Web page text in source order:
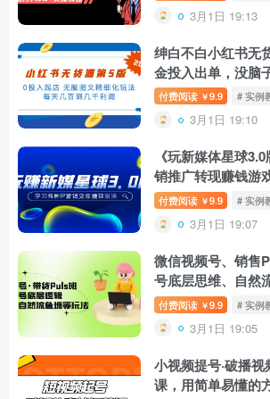
3月1日 19:13
绅白不白小红书无
金投入出单，没脑
游戏玩法，日收入
付费阅读 ￥9.9 # 实例
3月1日 19:10
《玩新媒体星球
销推广转现赚钱游
498)
付费阅读 ￥9.9 # 实例
3月1日 19:07
微信视频号、销售
号底层思维、自然
付费阅读 ￥9.9 # 实例
3月1日 19:05
小视频提号·破播
课，用简单易懂的